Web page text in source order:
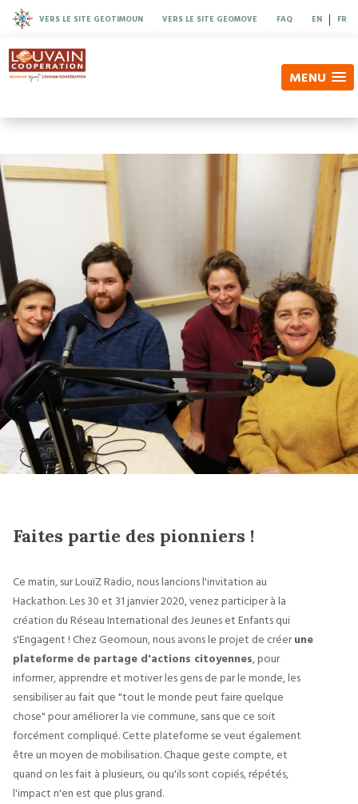
VERS LE SITE GEOTIMOUN VERS LE SITE GEOMOVE FAQ EN | FR
MENU
Faites partie des pionniers !
Ce matin, sur LouïZ Radio, nous lancions l'invitation au
Hackathon. Les 30 et 31 janvier 2020, venez participer à la
création du Réseau International des Jeunes et Enfants qui
s'Engagent ! Chez Geomoun, nous avons le projet de créerune
plateforme de partage d'actions citoyennes, pour
informer, apprendre et motiver les gens de par le monde, les
sensibiliser au fait que "tout le monde peut faire quelque
chose" pour améliorer la vie commune, sans que ce soit
forcément compliqué. Cette plateforme se veut également
être un moyen de mobilisation. Chaque geste compte, et
quand on les fait à plusieurs, ou qu'ils sont copiés, répétés,
l'impact n'en est que plus grand.